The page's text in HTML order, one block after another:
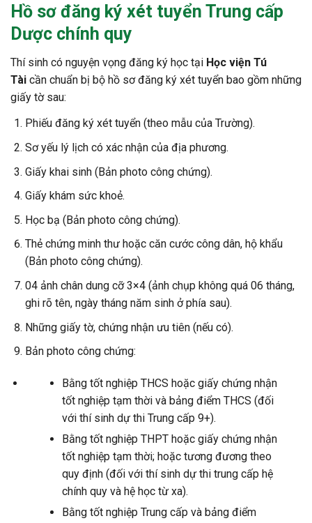
Hồ sơ đăng ký xét tuyển Trung cấp
Dược chính quy
Thí sinh có nguyện vọng đăng ký học tại Học viện Tú
Tài cần chuẩn bị bộ hồ sơ đăng ký xét tuyển bao gồm những
giấy tờ sau:
Phiếu đăng ký xét tuyển (theo mẫu của Trường).
Sơ yếu lý lịch có xác nhận của địa phương.
Giấy khai sinh (Bản photo công chứng).
Giấy khám sức khoẻ.
Học bạ (Bản photo công chứng).
Thẻ chứng minh thư hoặc căn cước công dân, hộ khẩu
(Bản photo công chứng).
04 ảnh chân dung cỡ 3×4 (ảnh chụp không quá 06 tháng,
ghi rõ tên, ngày tháng năm sinh ở phía sau).
Những giấy tờ, chứng nhận ưu tiên (nếu có).
Bản photo công chứng:
Bằng tốt nghiệp THCS hoặc giấy chứng nhận
tốt nghiệp tạm thời và bảng điểm THCS (đối
với thí sinh dự thi Trung cấp 9+).
Bằng tốt nghiệp THPT hoặc giấy chứng nhận
tốt nghiệp tạm thời; hoặc tương đương theo
quy định (đối với thí sinh dự thi trung cấp hệ
chính quy và hệ học từ xa).
Bằng tốt nghiệp Trung cấp và bảng điểm